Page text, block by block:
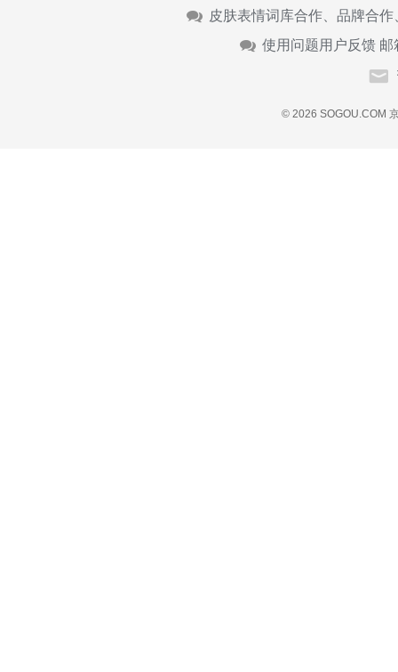
皮肤表情词库合作、品牌合
使用问题用户反馈 邮
© 2026 SOGOU.COM